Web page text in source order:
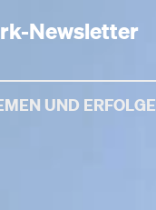
Newsletter
UND ERFOLGE